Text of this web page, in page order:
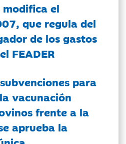
modifica el
que regula del
de los gastos
FEADER
para
vacunación
frente a la
aprueba la